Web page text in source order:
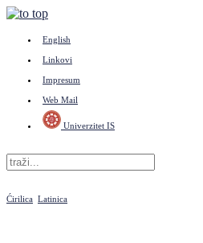
English
Linkovi
Impresum
Web Mail
Univerzitet IS
Ćirilica Latinica